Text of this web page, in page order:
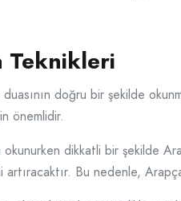
Teknikleri
doğru bir şekilde
önemlidir.
okunurken dikkatli bir şekilde
artıracaktır. Bu nedenle,